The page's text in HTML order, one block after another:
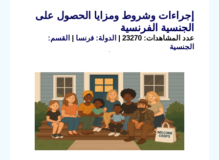
إجراءات وشروط ومزايا الحصول على
الجنسية الفرنسية
عدد المشاهدات: 23270 | الدولة: فرنسا | القسم:
الجنسية